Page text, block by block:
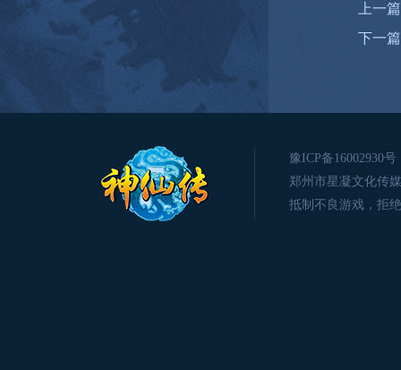
上一
下一
豫ICP备16002930号
郑州市星凝文化传
抵制不良游戏，拒